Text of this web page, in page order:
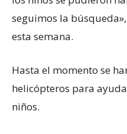
seguimos la
esta semana.
Hasta el momento se
helicópteros para
niños.